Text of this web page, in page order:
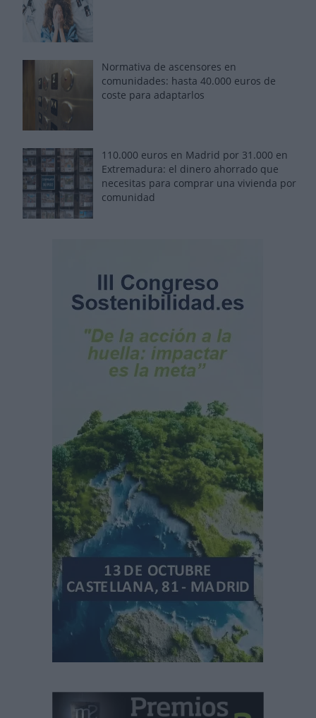
Normativa de ascensores en
comunidades: hasta 40.000 euros de
coste para adaptarlos
110.000 euros en Madrid por 31.000 en
Extremadura: el dinero ahorrado que
necesitas para comprar una vivienda por
comunidad